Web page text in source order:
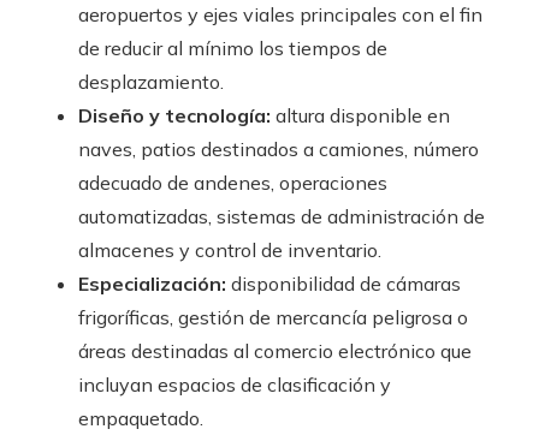
aeropuertos y ejes viales principales con el fin
de reducir al mínimo los tiempos de
desplazamiento.
Diseño y tecnología: altura disponible en
naves, patios destinados a camiones, número
adecuado de andenes, operaciones
automatizadas, sistemas de administración de
almacenes y control de inventario.
Especialización: disponibilidad de cámaras
frigoríficas, gestión de mercancía peligrosa o
áreas destinadas al comercio electrónico que
incluyan espacios de clasificación y
empaquetado.